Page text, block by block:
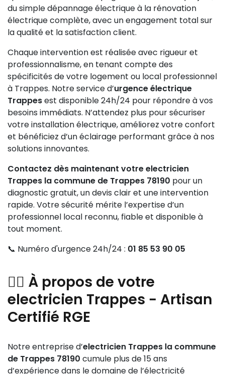
du simple dépannage électrique à la rénovation
électrique complète, avec un engagement total sur
la qualité et la satisfaction client.
Chaque intervention est réalisée avec rigueur et
professionnalisme, en tenant compte des
spécificités de votre logement ou local professionnel
à Trappes. Notre service d’urgence électrique
Trappesest disponible 24h/24 pour répondre à vos
besoins immédiats. N’attendez plus pour sécuriser
votre installation électrique, améliorez votre confort
et bénéficiez d’un éclairage performant grâce à nos
solutions innovantes.
Contactez dès maintenant votre electricien
Trappes la commune de Trappes 78190 pour un
diagnostic gratuit, un devis clair et une intervention
rapide. Votre sécurité mérite l’expertise d’un
professionnel local reconnu, fiable et disponible à
tout moment.
📞 Numéro d'urgence 24h/24 : 01 85 53 90 05
👷‍♂️ À propos de votre
electricien Trappes - Artisan
Certifié RGE
Notre entreprise d’electricien Trappes la commune
de Trappes 78190 cumule plus de 15 ans
d’expérience dans le domaine de l’électricité